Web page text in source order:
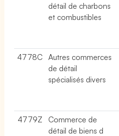
détail de charbons
et combustibles
4778C Autres commerces
de détail
spécialisés divers
4779Z
Commerce de
détail de biens d